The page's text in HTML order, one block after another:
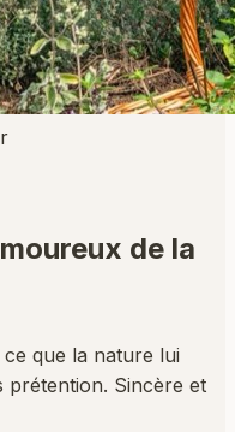
de la
que la nature lui
Sincère et